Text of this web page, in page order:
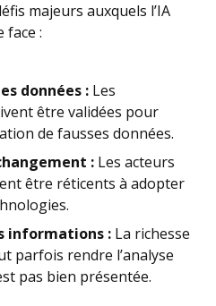
majeurs auxquels l’IA
:
données : Les
être validées pour
de fausses données.
: Les acteurs
être réticents à adopter
informations : La richesse
parfois rendre l’analyse
pas bien présentée.